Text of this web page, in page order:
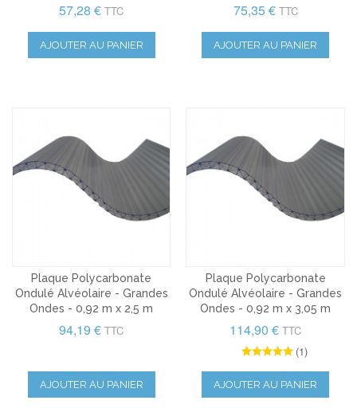
57,28 € TTC
AJOUTER AU PANIER
75,35 € TTC
AJOUTER AU PANIER
Plaque Polycarbonate
Ondulé Alvéolaire - Grandes
Ondes - 0,92 m x 2,5 m
94,19 € TTC
AJOUTER AU PANIER
Plaque Polycarbonate
Ondulé Alvéolaire - Grandes
Ondes - 0,92 m x 3,05 m
114,90 € TTC
(1)
AJOUTER AU PANIER